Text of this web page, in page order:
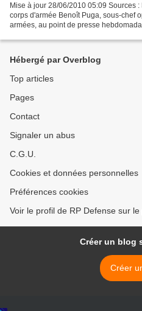
Mise à jour 28/06/2010 05:09 Sources
corps d'armée Benoît Puga, sous-chef
armées, au point de presse
Hébergé par Overblog
Top articles
Pages
Contact
Signaler un abus
C.G.U.
Cookies et données personnelles
Préférences cookies
Voir le profil de RP Defense sur
Créer un blog
Créer